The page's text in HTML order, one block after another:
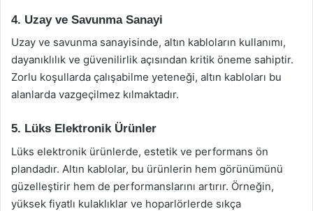
4. Uzay ve Savunma Sanayi
Uzay ve savunma sanayisinde, altın kabloların kullanımı,
dayanıklılık ve güvenilirlik açısından kritik öneme sahiptir.
Zorlu koşullarda çalışabilme yeteneği, altın kabloları bu
alanlarda vazgeçilmez kılmaktadır.
5. Lüks Elektronik Ürünler
Lüks elektronik ürünlerde, estetik ve performans ön
plandadır. Altın kablolar, bu ürünlerin hem görünümünü
güzelleştirir hem de performanslarını artırır. Örneğin,
yüksek fiyatlı kulaklıklar ve hoparlörlerde sıkça